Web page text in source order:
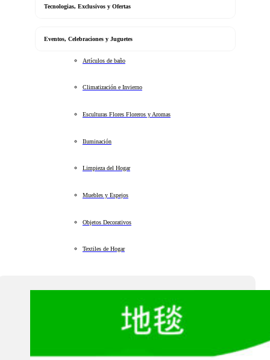
Tecnologias, Exclusivos y Ofertas
Eventos, Celebraciones y Juguetes
Artículos de baño
Climatización e Invierno
Esculturas Flores Floreros y Aromas
Iluminación
Limpieza del Hogar
Muebles y Espejos
Objetos Decorativos
Textiles de Hogar